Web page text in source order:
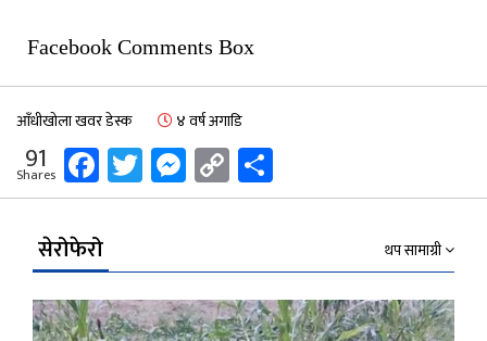
Facebook Comments Box
आँधीखोला खवर डेस्क ४ वर्ष अगाडि
91
Shares Facebook
Twitter
Messenger
Copy
Link
सेरोफेरो थप सामाग्री